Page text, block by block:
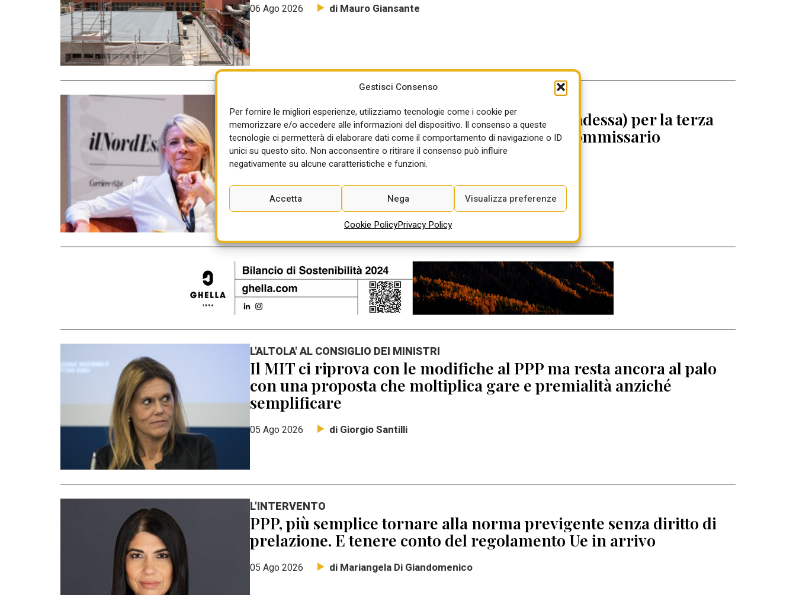
Gestisci Consenso
Per fornire le migliori esperienze, utilizziamo tecnologie come i cookie per
memorizzare e/o accedere alle informazioni del dispositivo. Il consenso a queste
tecnologie ci permetterà di elaborare dati come il comportamento di navigazione o ID
unici su questo sito. Non acconsentire o ritirare il consenso può influire
negativamente su alcune caratteristiche e funzioni.
Accetta Nega Visualizza preferenze
Cookie PolicyPrivacy Policy
06 Ago 2026 di Mauro Giansante
Parte il programma di ADD Italy Living (Abbadessa) per la terza
gamba del Piano casa: Elisabetta Pellegrini commissario
05 Ago 2026
L'ALTOLA' AL CONSIGLIO DEI MINISTRI
Il MIT ci riprova con le modifiche al PPP ma resta ancora al palo
con una proposta che moltiplica gare e premialità anziché
semplificare
05 Ago 2026 di Giorgio Santilli
L'INTERVENTO
PPP, più semplice tornare alla norma previgente senza diritto di
prelazione. E tenere conto del regolamento Ue in arrivo
05 Ago 2026 di Mariangela Di Giandomenico